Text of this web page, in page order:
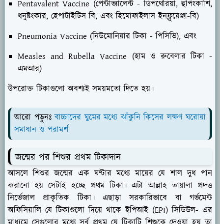
Pentavalent Vaccine (পেন্টাভ্যালেন্ট - ডিপথেরিয়া, হুপিংকাশি,
ধনুষ্টংকার, হেপাটাইটিস বি, এবং হিমোফাইলাস ইনফ্লুয়েঞ্জা-বি)
Pneumonia Vaccine (নিউমোনিয়ার টিকা - পিসিভি), এবং
Measles and Rubella Vaccine (হাম ও রুবেলার টিকা -
এমআর)
উপরোক্ত টিকাগুলো অবশ্যই সময়মতো দিতে হয়।
আরো পড়ুনঃবাচ্চাদের ঘুমের মধ্যে ঝাঁকুনি কিসের লক্ষণ ঘরোয়া
সমাধান ও পরামর্শ
জন্মের পর শিশুর প্রথম টিকাদান
আসলে শিশুর জন্মের এক ঘণ্টার মধ্যে মায়ের যে শাল দুধ পান
করানো হয় সেটাই হচ্ছে প্রথম টিকা। এটা আল্লাহ তায়ালা প্রদত্ত
নির্ভেজাল প্রাকৃতিক টিকা। এছাড়া সরকারিভাবে বা গর্ভমেন্ট
অফিসিয়ালি যে টিকাগুলো দিয়ে থাকে ইপিআই (EPI) সিডিউল- এর